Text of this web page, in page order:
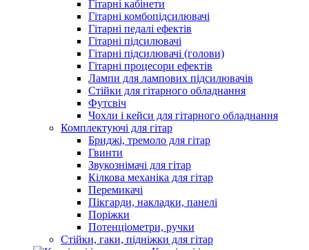
Гітарні кабінети
Гітарні комбопідсилювачі
Гітарні педалі ефектів
Гітарні підсилювачі
Гітарні підсилювачі (голови)
Гітарні процесори ефектів
Лампи для лампових підсилювачів
Стійки для гітарного обладнання
Футсвіч
Чохли і кейси для гітарного обладнання
Комплектуючі для гітар
Бриджі, тремоло для гітар
Гвинти
Звукознімачі для гітар
Кілкова механіка для гітар
Перемикачі
Пікгарди, накладки, панелі
Поріжки
Потенціометри, ручки
Стійки, гаки, підніжки для гітар